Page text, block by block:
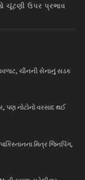
ચૂંટણી ઉપર પ્રભાવ
ચીનની સેનાનું સડક
પણ નોટોનો વરસાદ થઈ
મિત્ર જિનપિંગ,